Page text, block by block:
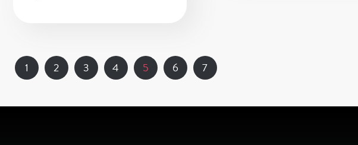
1 2 3 4 5 6 7